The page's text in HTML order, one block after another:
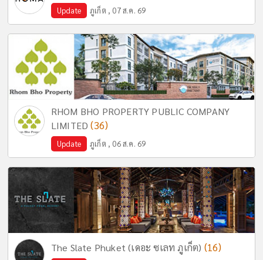
Update ภูเก็ต , 07 ส.ค. 69
RHOM BHO PROPERTY PUBLIC COMPANY
LIMITED(36)
Update ภูเก็ต , 06 ส.ค. 69
The Slate Phuket (เดอะ ซเลท ภูเก็ต) (16)